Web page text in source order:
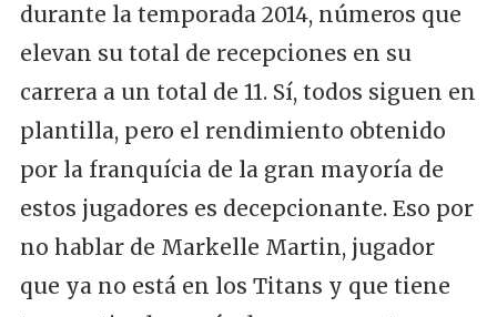
durante la temporada 2014, números que
elevan su total de recepciones en su
carrera a un total de 11. Sí, todos siguen en
plantilla, pero el rendimiento obtenido
por la franquícia de la gran mayoría de
estos jugadores es decepcionante. Eso por
no hablar de Markelle Martin, jugador
que ya no está en los Titans y que tiene